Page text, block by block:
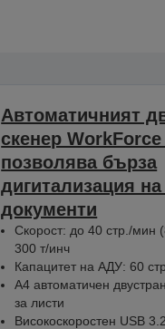
Автоматичният
скенер WorkForce
позволява бърза
дигитализация
документи
Скорост: до 40 стр./мин
300 т/инч
Капацитет на АДУ: 60
A4 автоматичен
за листи
Високоскоростен USB 3.2